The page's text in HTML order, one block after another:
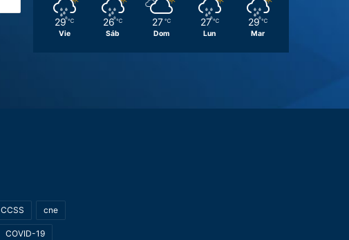
29 ℃
Vie
26 ℃
Sáb
27 ℃
Dom
27 ℃
Lun
29 ℃
Mar
CCSS cne
COVID-19